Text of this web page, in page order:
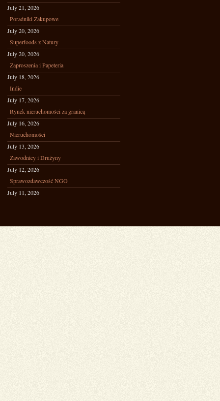
July 21, 2026
Poradniki Zakupowe
July 20, 2026
Superfoods z Natury
July 20, 2026
Zaproszenia i Papeteria
July 18, 2026
Indie
July 17, 2026
Rynek nieruchomości za granicą
July 16, 2026
Nieruchomości
July 13, 2026
Zawodnicy i Drużyny
July 12, 2026
Sprawozdawczość NGO
July 11, 2026